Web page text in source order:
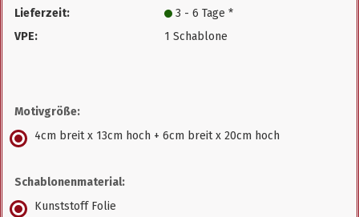
Lieferzeit:
3 - 6 Tage *
VPE:
1 Schablone
Motivgröße:
4cm breit x 13cm hoch + 6cm breit x 20cm hoch
Schablonenmaterial:
Kunststoff Folie